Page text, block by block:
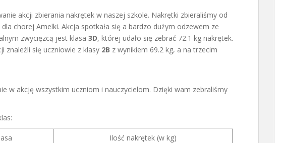
akcji zbierania nakrętek w naszej szkole. Nakrętki zbieraliśmy od
chorej Amelki. Akcja spotkała się a bardzo dużym odzewem ze
zwycięzcą jest klasa 3D, której udało się zebrać 72.1 kg nakrętek.
znaleźli się uczniowie z klasy 2B z wynikiem 69.2 kg, a na trzecim
w akcję wszystkim uczniom i nauczycielom. Dzięki wam zebraliśmy
Ilość nakrętek (w kg)